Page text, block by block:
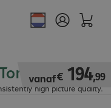
high picture quality.
vanaf€ 194,99
€ 194,99